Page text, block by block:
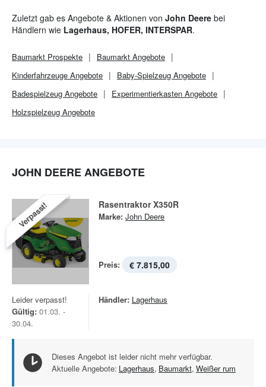
Zuletzt gab es Angebote & Aktionen von John Deere bei
Händlern wie Lagerhaus, HOFER, INTERSPAR.
Baumarkt Prospekte Baumarkt Angebote
Kinderfahrzeuge Angebote
Baby-Spielzeug Angebote
Badespielzeug Angebote
Experimentierkasten Angebote
Holzspielzeug Angebote
JOHN DEERE ANGEBOTE
Verpasst! Rasentraktor X350R
Marke: John Deere
Preis: € 7.815,00
Leider verpasst!
Gültig: 01.03. -
30.04.
Händler: Lagerhaus
Dieses Angebot ist leider nicht mehr verfügbar.
Aktuelle Angebote: Lagerhaus, Baumarkt, Weißer rum